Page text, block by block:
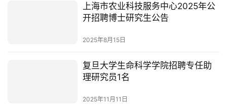
上海市农业科技服务中心2025年公
开招聘博士研究生公告
2025年8月15日
复旦大学生命科学学院招聘专任助
理研究员1名
2025年11月11日